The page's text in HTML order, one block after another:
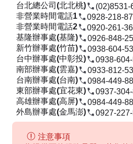
台北總公司(北北桃)
(02)8531-
非營業時間電話1
0928-218-
非營業時間電話2
0920-261-
基隆辦事處(基隆)
0926-848-
新竹辦事處(竹苗)
0938-604-
台中辦事處(中彰投)
0938-
南部辦事處(雲嘉)
0933-812-
台南辦事處(台南)
0984-449-
東部辦事處(宜花東)
0937-
高雄辦事處(高屏)
0984-449-
外島辦事處(金馬澎)
0927-
注意事項